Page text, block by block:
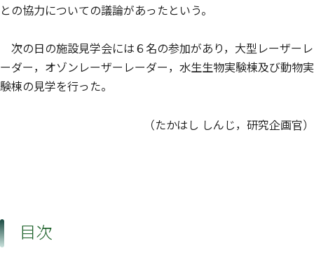
との協力についての議論があったという。
次の日の施設見学会には６名の参加があり，大型レーザーレ
ーダー，オゾンレーザーレーダー，水生生物実験棟及び動物実
験棟の見学を行った。
（たかはし しんじ，研究企画官）
目次